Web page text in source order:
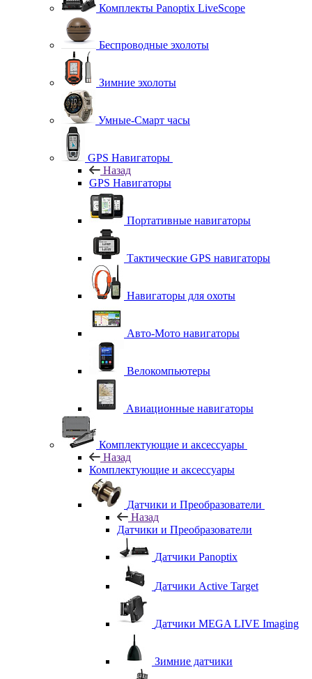
Комплекты Panoptix LiveScope
Беспроводные эхолоты
Зимние эхолоты
Умные-Смарт часы
GPS Навигаторы
Назад
GPS Навигаторы
Портативные навигаторы
Тактические GPS навигаторы
Навигаторы для охоты
Авто-Мото навигаторы
Велокомпьютеры
Авиационные навигаторы
Комплектующие и аксессуары
Назад
Комплектующие и аксессуары
Датчики и Преобразователи
Назад
Датчики и Преобразователи
Датчики Panoptix
Датчики Active Target
Датчики MEGA LIVE Imaging
Зимние датчики